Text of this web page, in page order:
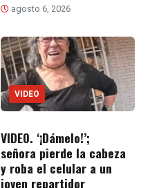
agosto 6, 2026
VIDEO
VIDEO. ‘¡Dámelo!’;
señora pierde la cabeza
y roba el celular a un
joven repartidor